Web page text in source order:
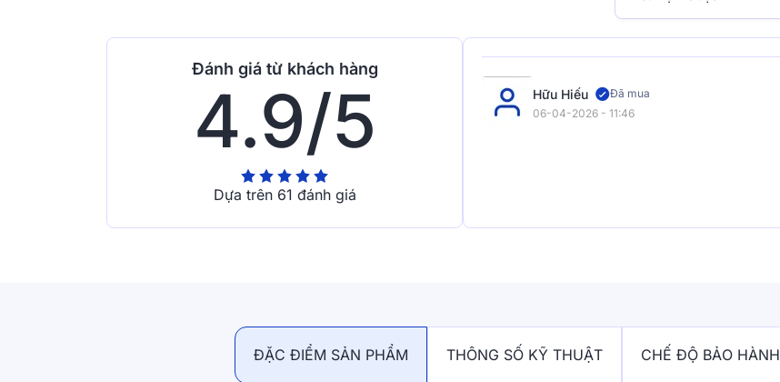
Đánh giá từ khách hàng
4.9/5
Dựa trên 61 đánh giá
Hữu Hiếu
Đã mua
06-04-2026 - 11:46
ĐẶC ĐIỂM SẢN PHẨM THÔNG SỐ KỸ THUẬT CHẾ ĐỘ BẢO HÀNH